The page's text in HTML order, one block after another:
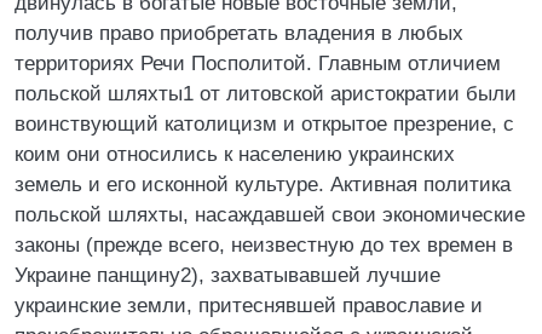
получив право приобретать владения в любых
территориях Речи Посполитой. Главным отличием
польской шляхты1 от литовской аристократии были
воинствующий католицизм и открытое презрение, с
коим они относились к населению украинских
земель и его исконной культуре. Активная политика
польской шляхты, насаждавшей свои экономические
законы (прежде всего, неизвестную до тех времен в
Украине панщину2), захватывавшей лучшие
украинские земли, притеснявшей православие и